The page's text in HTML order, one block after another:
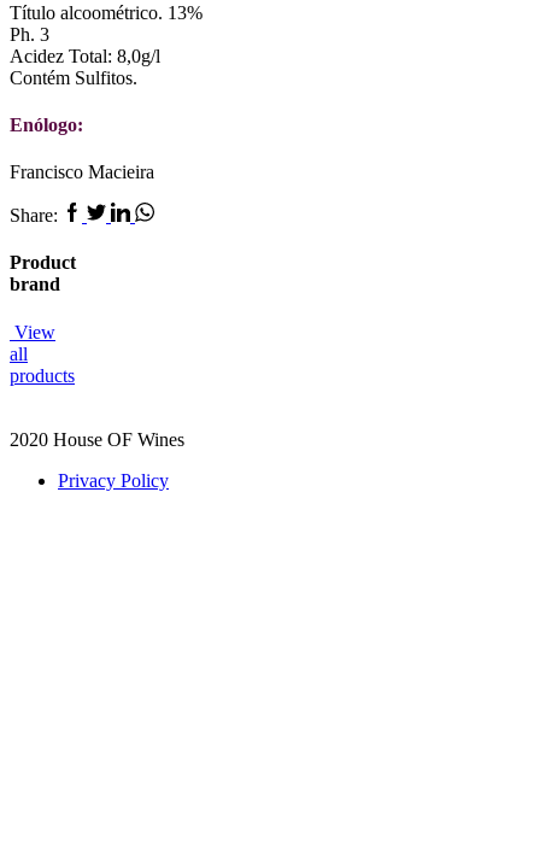
Título alcoométrico. 13%
Ph. 3
Acidez Total: 8,0g/l
Contém Sulfitos.
Enólogo:
Francisco Macieira
Share: Facebook
TwitterLinkedin
Whatsapp
Product
brand
View
all
products
2020 House OF Wines
Privacy Policy